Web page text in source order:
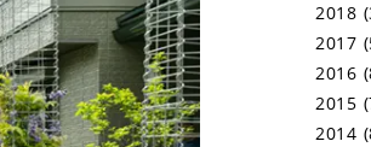
2018
2017
2016
2015
2014